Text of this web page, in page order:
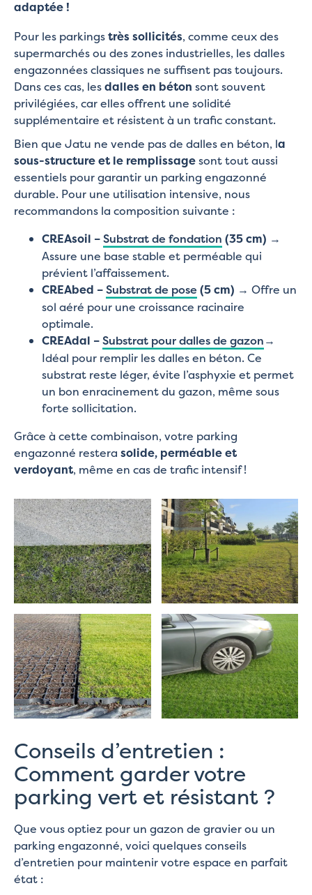
adaptée !
Pour les parkingstrès sollicités, comme ceux des
supermarchés ou des zones industrielles, les dalles
engazonnées classiques ne suffisent pas toujours.
Dans ces cas, lesdalles en béton sont souvent
privilégiées, car elles offrent une solidité
supplémentaire et résistent à un trafic constant.
Bien que Jatu ne vende pas de dalles en béton, la
sous-structure et le remplissagesont tout aussi
essentiels pour garantir un parking engazonné
durable. Pour une utilisation intensive, nous
recommandons la composition suivante :
CREAsoil –Substrat de fondation (35 cm) →
Assure une base stable et perméable qui
prévient l’affaissement.
CREAbed –Substrat de pose (5 cm) → Offre un
sol aéré pour une croissance racinaire
optimale.
CREAdal –Substrat pour dalles de gazon→
Idéal pour remplir les dalles en béton. Ce
substrat reste léger, évite l’asphyxie et permet
un bon enracinement du gazon, même sous
forte sollicitation.
Grâce à cette combinaison, votre parking
engazonné restera solide, perméable et
verdoyant, même en cas de trafic intensif !
Conseils d’entretien :
Comment garder votre
parking vert et résistant ?
Que vous optiez pour un gazon de gravier ou un
parking engazonné, voici quelques conseils
d’entretien pour maintenir votre espace en parfait
état :